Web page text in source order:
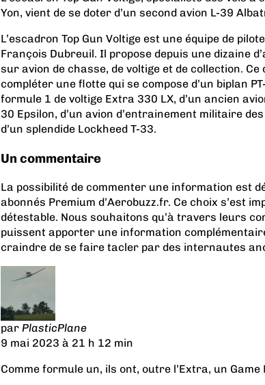
Yon, vient de se doter d’un second avion L-39
L’escadron Top Gun Voltige est une équipe de
François Dubreuil. Il propose depuis une dizaine
sur avion de chasse, de voltige et de collection.
compléter une flotte qui se compose d’un biplan
formule 1 de voltige Extra 330 LX, d’un ancien
30 Epsilon, d’un avion d’entrainement militaire
d’un splendide Lockheed T-33.
Un commentaire
La possibilité de commenter une information est
abonnés Premium d’Aerobuzz.fr. Ce choix s’est
détestable. Nous souhaitons qu’à travers leurs
puissent apporter une information
craindre de se faire tacler par des internautes
par PlasticPlane
9 mai 2023 à 21 h 12 min
Comme formule un, ils ont, outre l’Extra, un Game